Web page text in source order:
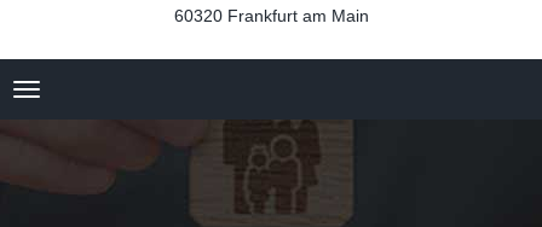
60320 Frankfurt am Main